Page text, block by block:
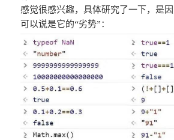
感觉很感兴趣，具体研究了一下，是因
可以说是它的“劣势”：